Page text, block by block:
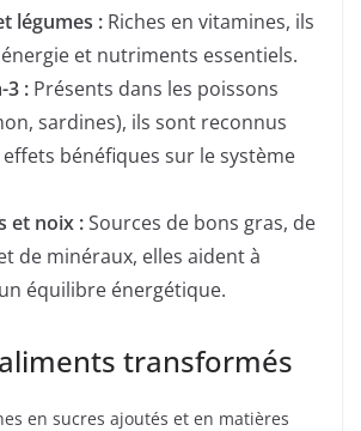
légumes : Riches en vitamines, ils
et nutriments essentiels.
3 : Présents dans les poissons
sardines), ils sont reconnus
bénéfiques sur le système
et noix :Sources de bons gras, de
de minéraux, elles aident à
équilibre énergétique.
transformés
en sucres ajoutés et en matières